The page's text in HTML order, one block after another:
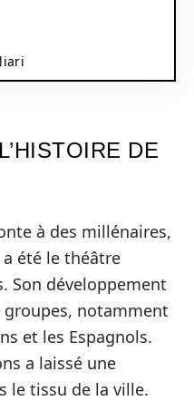
DE
à des millénaires,
été le théâtre
Son développement
notamment
et les Espagnols.
a laissé une
le tissu de la ville.